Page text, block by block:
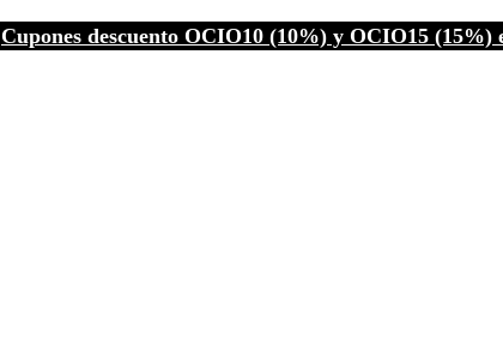
Cupones descuento OCIO10 (10%) y OCIO15 (15%)